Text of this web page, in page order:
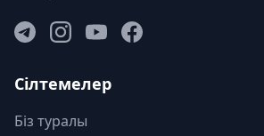
Сілтемелер
Біз туралы